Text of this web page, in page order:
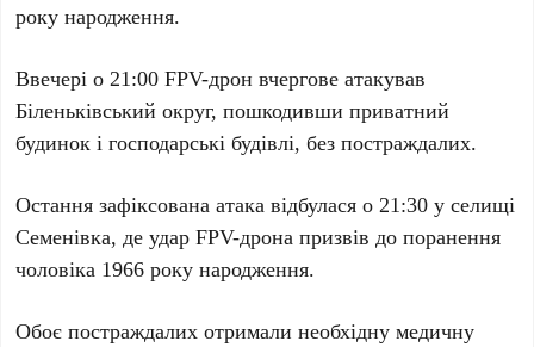
року народження.
Ввечері о21:00 FPV-дрон вчергове атакував
Біленьківський округ, пошкодивши приватний
будинок і господарські будівлі, без постраждалих.
Остання зафіксована атака відбулася о21:30 у селищі
Семенівка, де удар FPV-дрона призвів до поранення
чоловіка 1966 року народження.
Обоє постраждалих отримали необхідну медичну